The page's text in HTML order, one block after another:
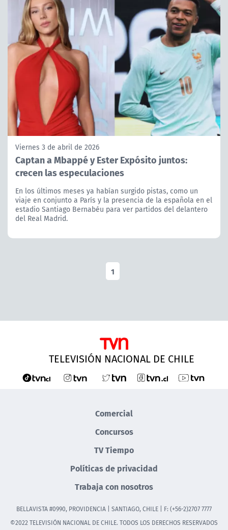
Viernes 3 de abril de 2026
Captan a Mbappé y Ester Expósito juntos:
crecen las especulaciones
En los últimos meses ya habían surgido pistas, como un
viaje en conjunto a París y la presencia de la española en el
estadio Santiago Bernabéu para ver partidos del delantero
del Real Madrid.
1
TELEVISIÓN NACIONAL DE CHILE
Comercial
Concursos
TV Tiempo
Políticas de privacidad
Trabaja con nosotros
BELLAVISTA #0990, PROVIDENCIA | SANTIAGO, CHILE | F: (+56-2)2707 7777
©2022 TELEVISIÓN NACIONAL DE CHILE. TODOS LOS DERECHOS RESERVADOS